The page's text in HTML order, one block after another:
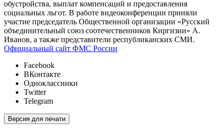
обустройства, выплат компенсаций и предоставления
социальных льгот. В работе видеоконференции приняли
участие председатель Общественной организации «Русский
объединительный союз соотечественников Киргизии» А.
Иванов, а также представители республиканских СМИ.
Официальный сайт ФМС России
Facebook
ВКонтакте
Одноклассники
Twitter
Telegram
Версия для печати